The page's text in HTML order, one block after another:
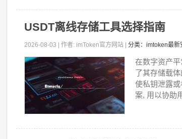
USDT离线存储工具选择指南
2026-08-03 | 作者: imToken官方网站 | 分类：imtoken最新
在数字资产
了其存储载
使私钥泄露
案, 用以协助